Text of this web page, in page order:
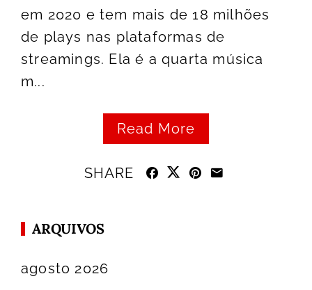
em 2020 e tem mais de 18 milhões
de plays nas plataformas de
streamings. Ela é a quarta música
m...
Read More
SHARE
ARQUIVOS
agosto 2026